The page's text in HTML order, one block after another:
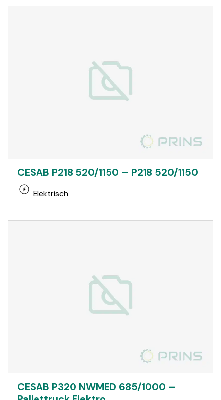
CESAB P218 520/1150 – P218 520/1150
Elektrisch
CESAB P320 NWMED 685/1000 –